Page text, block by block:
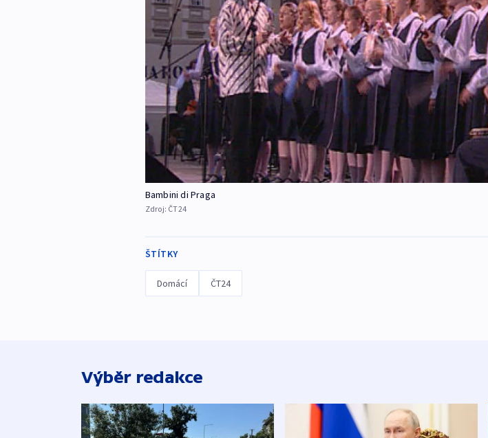
Bambini di Praga
Zdroj: ČT24
ŠTÍTKY
Domácí ČT24
Výběr redakce